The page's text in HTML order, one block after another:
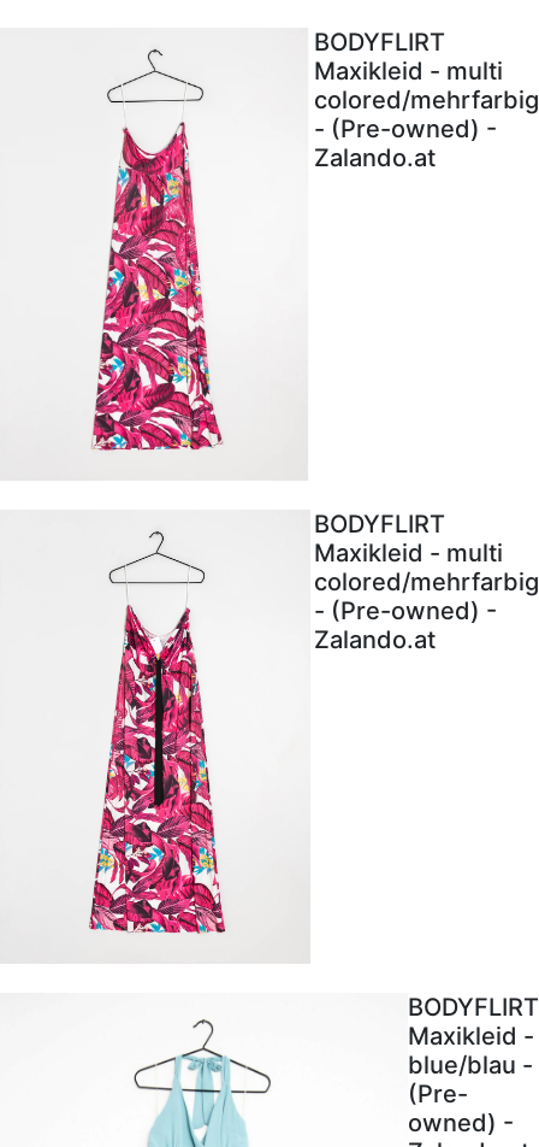
BODYFLIRT
Maxikleid - multi
colored/mehrfarbig
- (Pre-owned) -
Zalando.at
BODYFLIRT
Maxikleid - multi
colored/mehrfarbig
- (Pre-owned) -
Zalando.at
BODYFLIRT
Maxikleid -
blue/blau -
(Pre-
owned) -